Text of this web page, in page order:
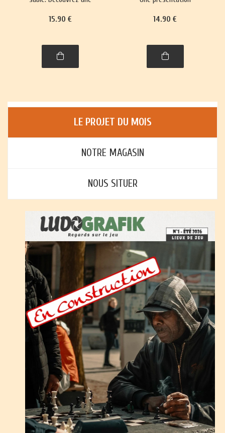
richement illustrés,
histoire et leurs règles.
15.90 €
règles et histoire, de plus
cartes, jeux de plateau,
jeux d'enfants et jeux
14.90 €
LE PROJET DU MOIS
NOTRE MAGASIN
NOUS SITUER